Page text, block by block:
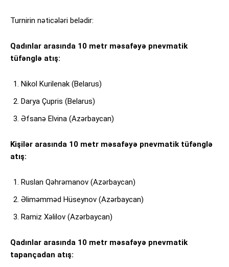
Turnirin nəticələri belədir:
Qadınlar arasında 10 metr məsafəyə pnevmatik
tüfənglə atış:
Nikol Kurilenak (Belarus)
Darya Çupris (Belarus)
Əfsanə Elvina (Azərbaycan)
Kişilər arasında 10 metr məsafəyə pnevmatik tüfənglə
atış:
Ruslan Qəhrəmanov (Azərbaycan)
Əliməmməd Hüseynov (Azərbaycan)
Ramiz Xəlilov (Azərbaycan)
Qadınlar arasında 10 metr məsafəyə pnevmatik
tapançadan atış: